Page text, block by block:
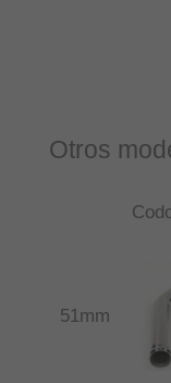
Otros
51mm